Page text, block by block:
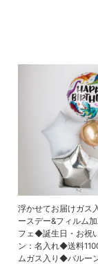
浮かせてお届けガス
ースデー&フィルム
フェ◆誕生日・お祝
ン：名入れ◆送料
ムガス入り◆バルー